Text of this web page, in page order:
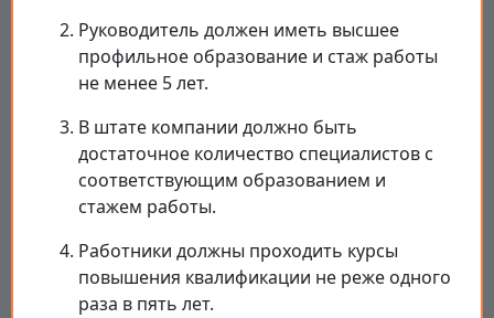
Руководитель должен иметь высшее
профильное образование и стаж работы
не менее 5 лет.
В штате компании должно быть
достаточное количество специалистов с
соответствующим образованием и
стажем работы.
Работники должны проходить курсы
повышения квалификации не реже одного
раза в пять лет.